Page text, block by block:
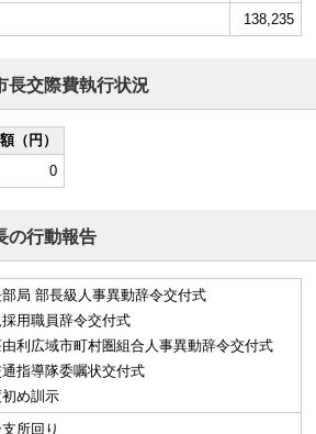
138,235
交際費執行状況
（円）
0
行動報告
局 部長級人事異動辞令交付式
採用職員辞令交付式
利広域市町村圏組合人事異動辞令交付式
指導隊委嘱状交付式
め訓示
所回り